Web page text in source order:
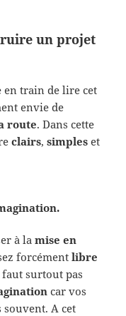
un projet
en train de lire cet
envie de
route. Dans cette
clairs,simples et
à lamise en
forcémentlibre
surtout pas
car vos
souvent. A cet